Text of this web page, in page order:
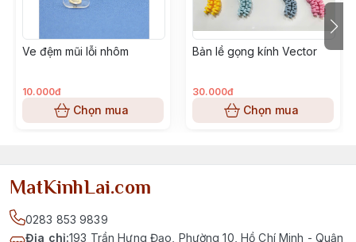
Ve đệm mũi lỗi nhôm
10.000đ
Chọn mua
Bản lề gọng kính Vector
30.000đ
Chọn mua
MatKinhLai.com
0283 853 9839
Địa chỉ:193 Trần Hưng Đạo, Phường 10, Hồ Chí Minh - Quận